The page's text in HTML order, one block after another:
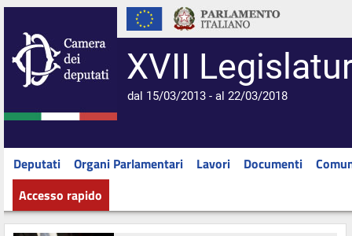
XVII
dal 15/03/2013 - al 22/03/2018
Deputati Organi Parlamentari Lavori Documenti
Accesso rapido